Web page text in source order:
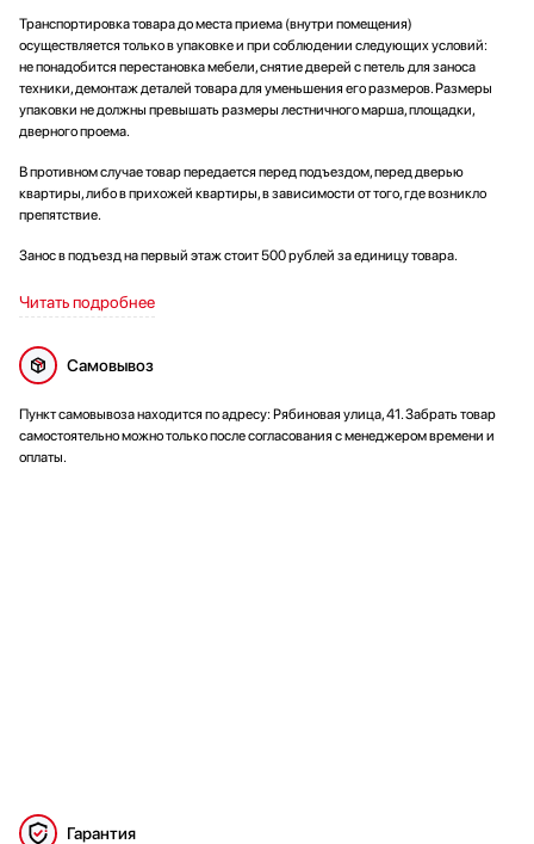
Транспортировка товара до места приема (внутри помещения)
осуществляется только в упаковке и при соблюдении следующих условий:
не понадобится перестановка мебели, снятие дверей с петель для заноса
техники, демонтаж деталей товара для уменьшения его размеров. Размеры
упаковки не должны превышать размеры лестничного марша, площадки,
дверного проема.
В противном случае товар передается перед подъездом, перед дверью
квартиры, либо в прихожей квартиры, в зависимости от того, где возникло
препятствие.
Занос в подъезд на первый этаж стоит 500 рублей за единицу товара.
Читать подробнее
Самовывоз
Пункт самовывоза находится по адресу: Рябиновая улица, 41. Забрать товар
самостоятельно можно только после согласования с менеджером времени и
оплаты.
Гарантия